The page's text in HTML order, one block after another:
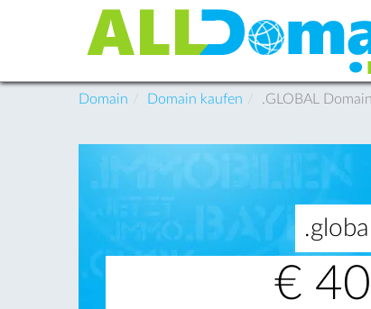
Domain Domain kaufen .GLOBAL
€